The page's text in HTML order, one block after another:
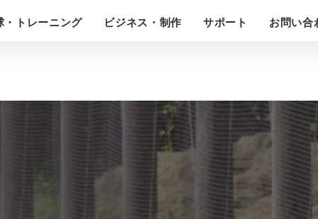
・トレーニング ビジネス・制作 サポート お問い合